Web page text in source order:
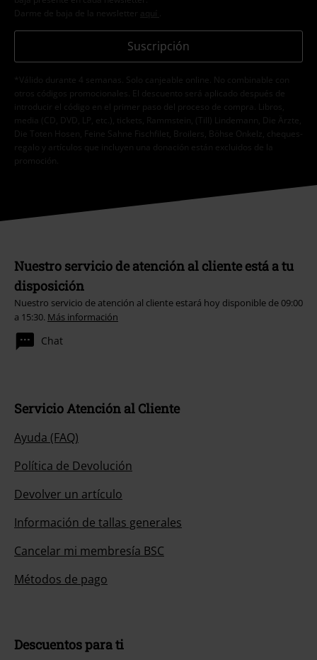
Darme de baja de la newsletter
aquí
Suscripción
*Válido durante 4 semanas. Solo canjeable online. No combinable con
otros códigos promocionales. El descuento será aplicado después de
introducir el código en el primer paso del proceso de compra. Libros,
media (CD, DVD, LP, etc.), tickets, Rammstein, (Till) Lindemann, Die Ärzte,
Die Toten Hosen, Feine Sahne Fischfilet, Broilers, Böhse Onkelz, cheques-
regalo y artículos que incluyen una donación están excluidos de la
promoción.
Nuestro servicio de atención al cliente está a tu
disposición
Nuestro servicio de atención al cliente estará hoy disponible de 09:00
a 15:30. Más información
Chat
Servicio Atención al Cliente
Ayuda (FAQ)
Política de Devolución
Devolver un artículo
Información de tallas generales
Cancelar mi membresía BSC
Métodos de pago
Descuentos para ti